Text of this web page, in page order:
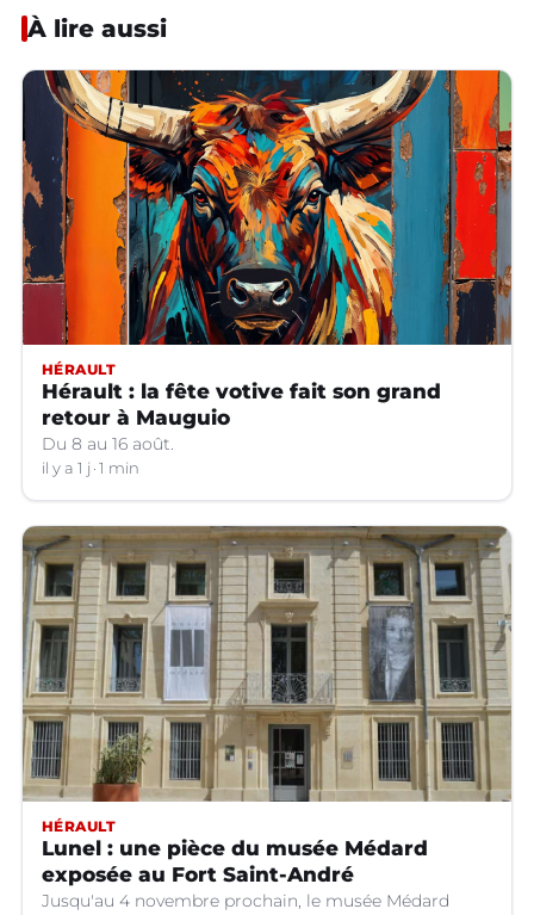
À lire aussi
HÉRAULT
Hérault : la fête votive fait son grand
retour à Mauguio
Du 8 au 16 août.
il y a 1 j 1 min
HÉRAULT
Lunel : une pièce du musée Médard
exposée au Fort Saint-André
Jusqu'au 4 novembre prochain, le musée Médard